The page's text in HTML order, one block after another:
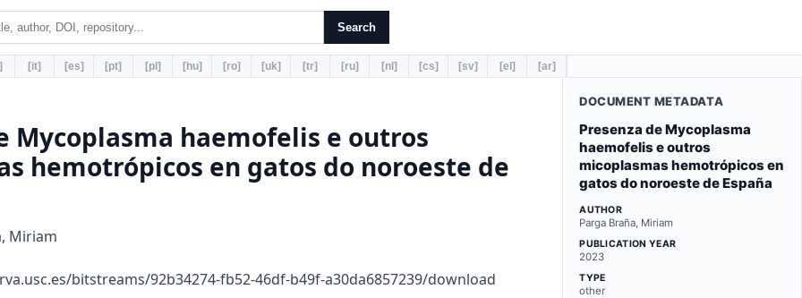
Search
[it] [es] [pt] [pl] [hu] [ro] [uk] [tr] [ru] [nl] [cs] [sv] [el] [ar]
Mycoplasma haemofelis e outros
hemotrópicos en gatos do noroeste de
Miriam
bitstreams/92b34274-fb52-46df-b49f-a30da6857239/download
DOCUMENT METADATA
Presenza de Mycoplasma
haemofelis e outros
micoplasmas hemotrópicos en
gatos do noroeste de España
AUTHOR
Parga Braña, Miriam
PUBLICATION YEAR
2023
TYPE
other